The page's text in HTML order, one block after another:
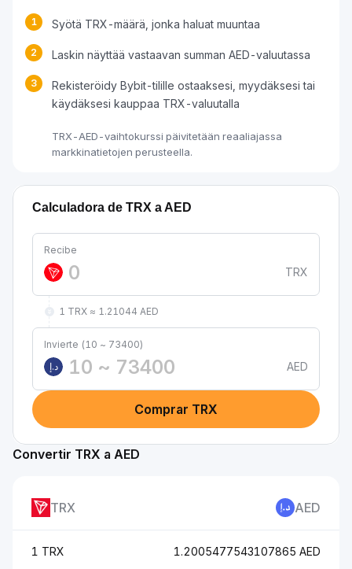
1 Syötä TRX-määrä, jonka haluat muuntaa
2 Laskin näyttää vastaavan summan AED-valuutassa
3
Rekisteröidy Bybit-tilille ostaaksesi, myydäksesi tai
käydäksesi kauppaa TRX-valuutalla
TRX-AED-vaihtokurssi päivitetään reaaliajassa
markkinatietojen perusteella.
Calculadora de TRX a AED
Recibe
TRX
1 TRX ≈ 1.21044 AED
Invierte (10 ~ 73400)
د.إ
AED
Comprar TRX
Convertir TRX a AED
TRX AED
1 TRX 1.2005477543107865 AED